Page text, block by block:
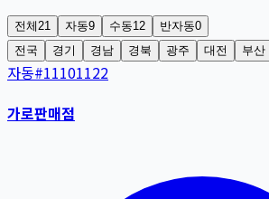
전체21 자동9 수동12 반자동0
전국
경기 경남 경북 광주 대전 부산
자동#11101122
가로판매점